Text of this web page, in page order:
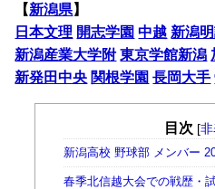
【新潟県】
日本文理 開志学園 中越 新潟明
新潟産業大学附 東京学館新潟
新発田中央 関根学園 長岡大手
目次 [
新潟高校 野球部 メンバー
春季北信越大会での戦歴・